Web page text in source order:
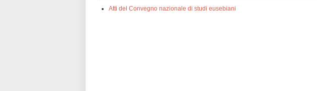
Atti del Convegno nazionale di studi eusebiani